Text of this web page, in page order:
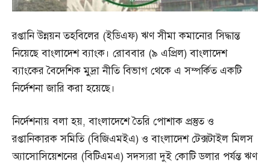
রপ্তানি উন্নয়ন তহবিলের (ইডিএফ) ঋণ সীমা কমানোর সিদ্ধান্ত
নিয়েছে বাংলাদেশ ব্যাংক। রোববার (৯ এ‌প্রিল) বাংলাদেশ
ব্যাংকের বৈদেশিক মুদ্রা নীতি বিভাগ থেকে এ সম্পর্কিত একটি
নির্দেশনা জারি করা হয়েছে।
নির্দেশনায় বলা হয়, বাংলাদেশে তৈরি পোশাক প্রস্তুত ও
রপ্তানিকারক সমিতি (বিজিএমইএ) ও বাংলাদেশ টেক্সটাইল মিলস
অ্যাসোসিয়েশনের (বিটিএমএ) সদস্যরা দুই কোটি ডলার পর্যন্ত ঋণ